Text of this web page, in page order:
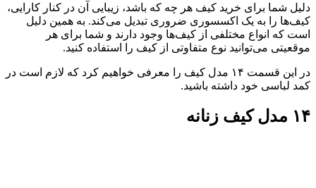
دلیل شما برای خرید کیف هر چه که باشد، زیبایی آن در کنار کارایی،
کیف‌ها را به یک اکسسوری ضروری تبدیل می‌کند. به همین دلیل
است که انواع مختلفی از کیف‌ها وجود دارند و شما برای هر
موقعیتی می‌توانید نوع متفاوتی از کیف را استفاده کنید.
در این قسمت ۱۴ مدل کیف را معرفی خواهیم کرد که لازم است در
کمد لباسی خود داشته باشید.
۱۴ مدل کیف زنانه